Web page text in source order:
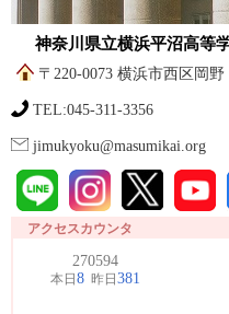
神奈川県立横浜平沼高等
〒220-0073 横浜市西区岡
TEL:045-311-3356
jimukyoku@masumikai.org
アクセスカウンタ